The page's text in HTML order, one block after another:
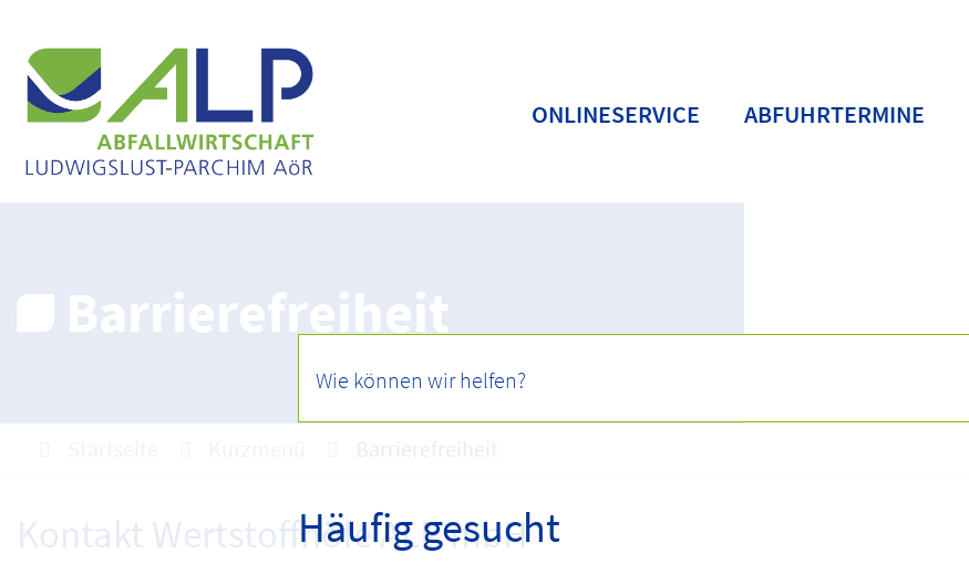
Häufig gesucht
ONLINESERVICE ABFUHRTERMINE
Barrierefreiheit
Barrierefreiheit
Kontakt Wertstoffhöfe ALP mbH